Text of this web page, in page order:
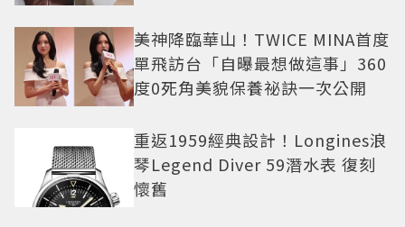
美神降臨華山！TWICE MINA首度
單飛訪台「自曝最想做這事」360
度0死角美貌保養祕訣一次公開
重返1959經典設計！Longines浪
琴Legend Diver 59潛水表 復刻
懷舊